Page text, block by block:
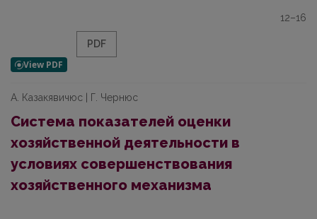
12–16
PDF
А. Казакявичюс | Г. Чернюс
Система показателей оценки
хозяйственной деятельности в
условиях совершенствования
хозяйственного механизма